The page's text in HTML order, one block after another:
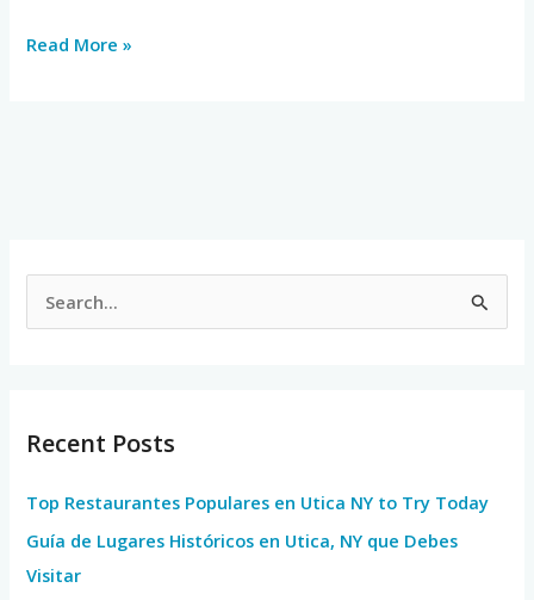
Read More »
c
f
o
r
Recent Posts
Top Restaurantes Populares en Utica NY to Try Today
Guía de Lugares Históricos en Utica, NY que Debes
Visitar